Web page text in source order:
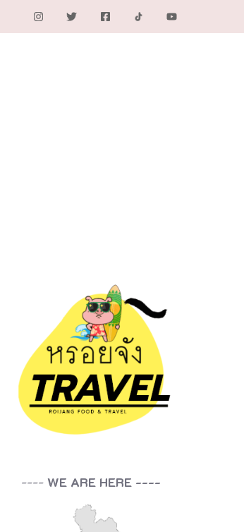
---- WE ARE HERE ----